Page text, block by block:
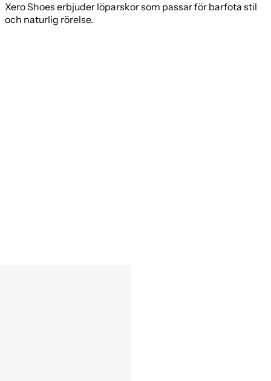
Xero Shoes erbjuder löparskor som passar för barfota stil
och naturlig rörelse.